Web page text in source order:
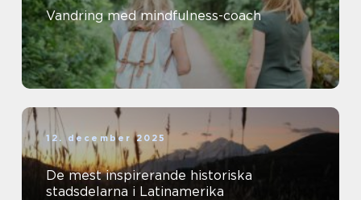
Vandring med mindfulness-coach
12. december 2025
De mest inspirerande historiska
stadsdelarna i Latinamerika